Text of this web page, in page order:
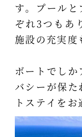
す。プール
ぞれ3つもあ
施設の充実度
ボートでしか
バシーが保
トステイをお